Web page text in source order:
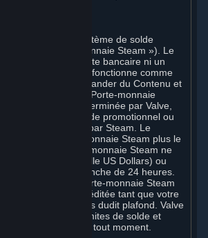
à disposition un système de solde
(le « Porte-monnaie Steam »). Le
n'est ni un compte bancaire ni un
de paiement. Il fonctionne comme
permettant de commander du Contenu et
pouvez créditer ce Porte-monnaie
limite maximale déterminée par Valve,
carte prépayée, code promotionnel ou
paiement accepté par Steam. Le
sur votre Porte-monnaie Steam plus le
via votre Porte-monnaie Steam ne
2 000 USD (deux mille US Dollars) ou
devise locale par tranche de 24 heures.
dépôt dans votre Porte-monnaie Steam
ne sera pas créditée tant que votre
pas en dessous dudit plafond. Valve
différentes limites de solde et
monnaie Steam à tout moment.